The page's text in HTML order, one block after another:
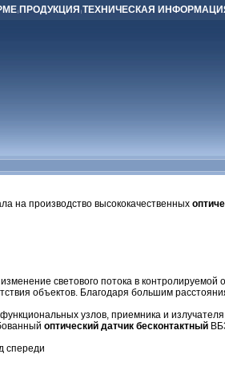
на производство высококачественных
изменение светового потока в
объектов. Благодаря большим
узлов, приемника и
оптический датчик бесконтактный
| ПРОДУКЦИЯ | ТEХНИЧECКАЯ